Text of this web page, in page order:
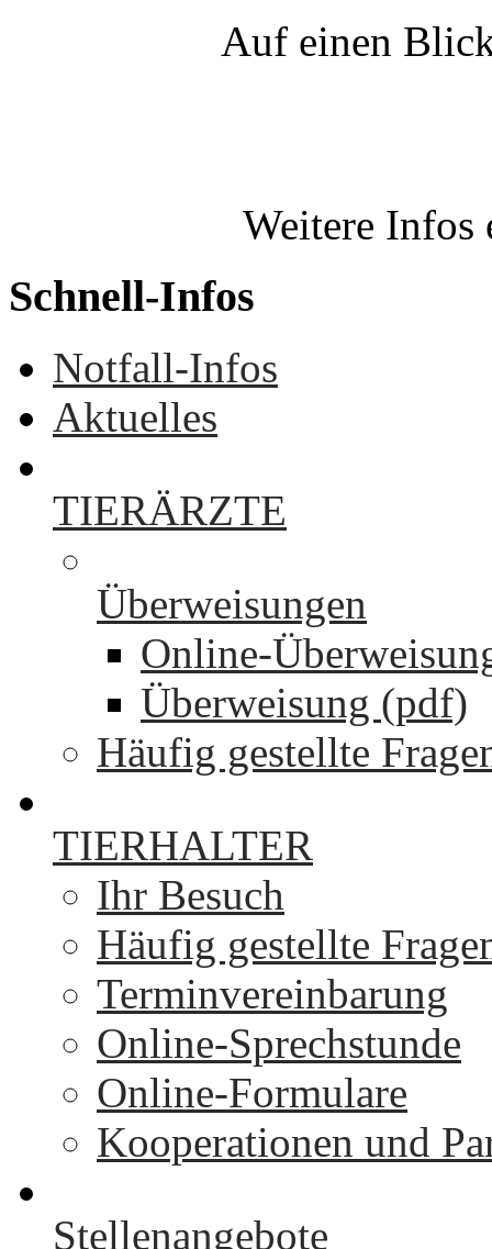
Auf einen
Weitere Infos
Schnell-Infos
Notfall-Infos
Aktuelles
TIERÄRZTE
Überweisungen
Online-
Überweisung (pdf)
Häufig gestellte
TIERHALTER
Ihr Besuch
Häufig gestellte
Terminvereinbarung
Online-Sprechstunde
Online-Formulare
Kooperationen und
Stellenangebote